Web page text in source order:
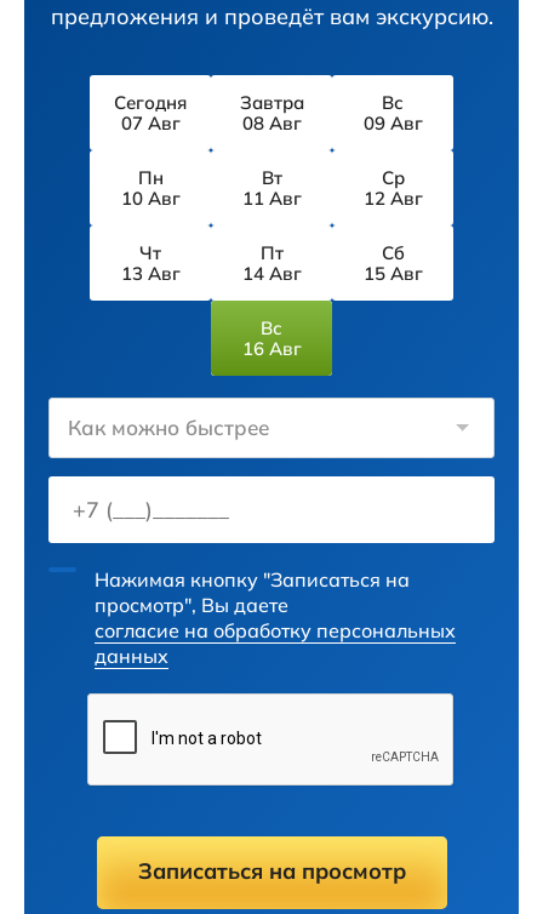
предложения и проведёт вам экскурсию.
Сегодня
07 Авг
Завтра
08 Авг
Вс
09 Авг
Пн
10 Авг
Вт
11 Авг
Ср
12 Авг
Чт
13 Авг
Пт
14 Авг
Сб
15 Авг
Вс
16 Авг
Как можно быстрее
Нажимая кнопку "Записаться на
просмотр", Вы даете
согласие на обработку персональных
данных
Записаться на просмотр